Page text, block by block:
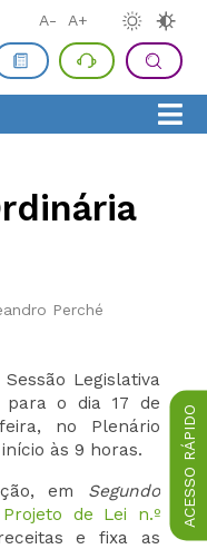
ACESSO RÁPIDO
A- A+
Perché
Legislativa
para o dia 17 de
no Plenário
às 9 horas.
em Segundo
Projeto de Lei n.º
e fixa as